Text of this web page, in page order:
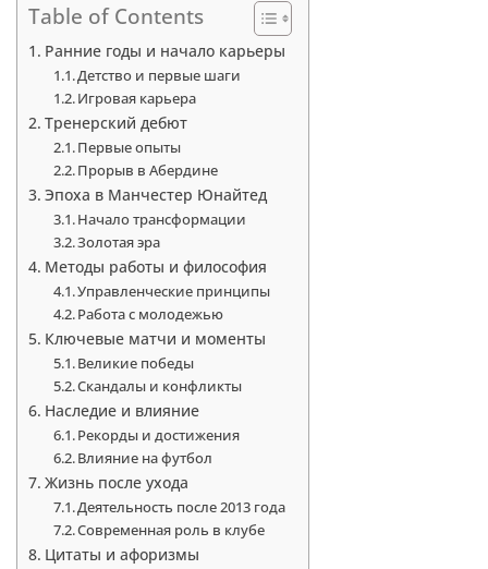
Table of Contents
Ранние годы и начало карьеры
Детство и первые шаги
Игровая карьера
Тренерский дебют
Первые опыты
Прорыв в Абердине
Эпоха в Манчестер Юнайтед
Начало трансформации
Золотая эра
Методы работы и философия
Управленческие принципы
Работа с молодежью
Ключевые матчи и моменты
Великие победы
Скандалы и конфликты
Наследие и влияние
Рекорды и достижения
Влияние на футбол
Жизнь после ухода
Деятельность после 2013 года
Современная роль в клубе
Цитаты и афоризмы